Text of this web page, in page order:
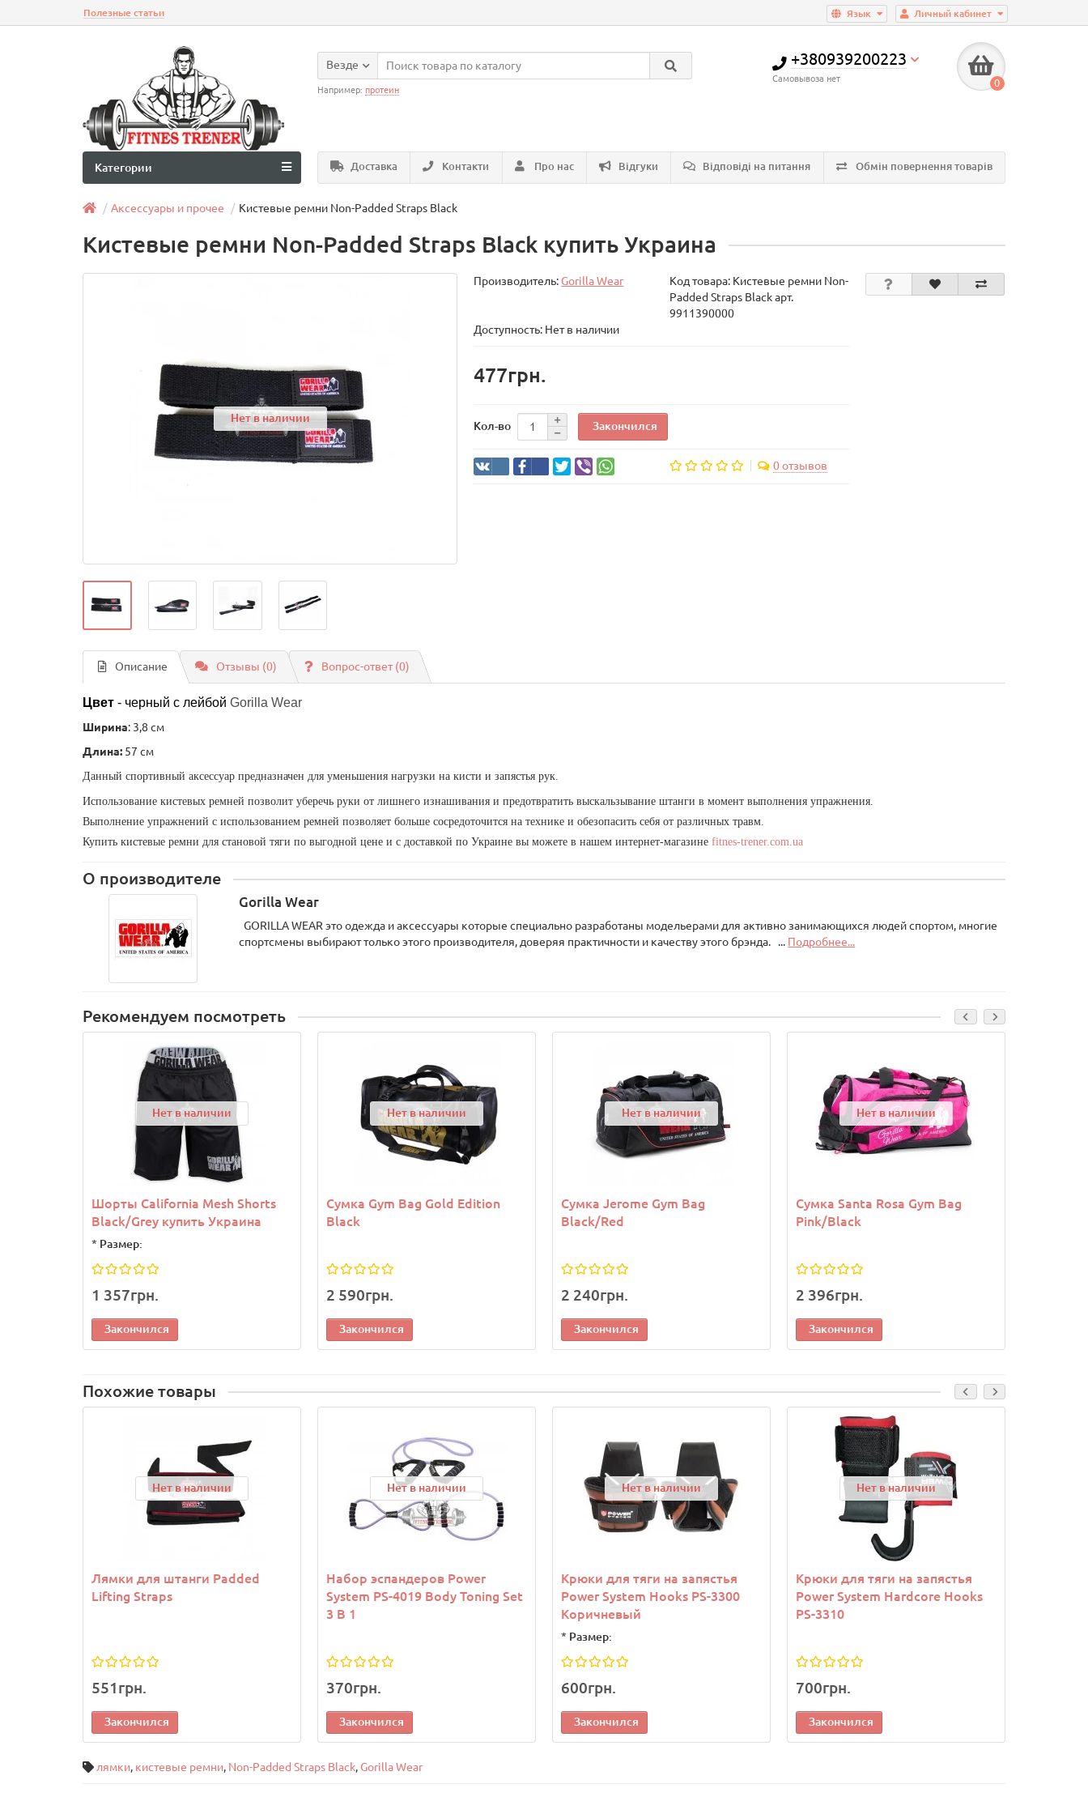
Личный кабинет
Язык
Полезные статьи
+380939200223
Самовывоза нет 0
Везде
Например: протеин
Доставка Контакти Про нас Відгуки Відповіді на питання Обмін повернення товарів
Категории
Аксессуары и прочее Кистевые ремни Non-Padded Straps Black
Кистевые ремни Non-Padded Straps Black купить Украина
Нет в наличии
Производитель: Gorilla Wear Код товара: Кистевые ремни Non-
Padded Straps Black арт.
9911390000
Доступность: Нет в наличии
477грн.
Кол-во Закончился
0 отзывов
Описание Отзывы (0) Вопрос-ответ(0)
Цвет - черный с лейбой Gorilla Wear
Ширина: 3,8 см
Длина: 57 см
Данный спортивный аксессуар предназначен для уменьшения нагрузки на кисти и запястья рук.
Использование кистевых ремней позволит уберечь руки от лишнего изнашивания и предотвратить выскальзывание штанги в момент выполнения упражнения.
Выполнение упражнений с использованием ремней позволяет больше сосредоточится на технике и обезопасить себя от различных травм.
Купить кистевые ремни для становой тяги по выгодной цене и с доставкой по Украине вы можете в нашем интернет-магазине fitnes-trener.com.ua
О производителе
Gorilla Wear
GORILLA WEAR это одежда и аксессуары которые специально разработаны модельерами для активно занимающихся людей спортом, многие
спортсмены выбирают только этого производителя, доверяя практичности и качеству этого брэнда. ... Подробнее...
Рекомендуем посмотреть
Нет в наличии
Шорты California Mesh Shorts
Black/Grey купить Украина
* Размер:
1 357грн.
Закончился
Нет в наличии
Сумка Gym Bag Gold Edition
Black
2 590грн.
Закончился
Нет в наличии
Сумка Jerome Gym Bag
Black/Red
2 240грн.
Закончился
Нет в наличии
Сумка Santa Rosa Gym Bag
Pink/Black
2 396грн.
Закончился
Похожие товары
Нет в наличии
Лямки для штанги Padded
Lifting Straps
551грн.
Закончился
Нет в наличии
Набор эспандеров Power
System PS-4019 Body Toning Set
3 В 1
370грн.
Закончился
Нет в наличии
Крюки для тяги на запястья
Power System Hooks PS-3300
Коричневый
* Размер:
600грн.
Закончился
Нет в наличии
Крюки для тяги на запястья
Power System Hardcore Hooks
PS-3310
700грн.
Закончился
лямки, кистевые ремни, Non-Padded Straps Black, Gorilla Wear